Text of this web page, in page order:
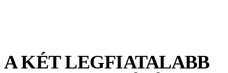
A KÉT LEGFIATALABB